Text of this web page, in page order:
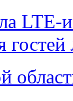
LTE-